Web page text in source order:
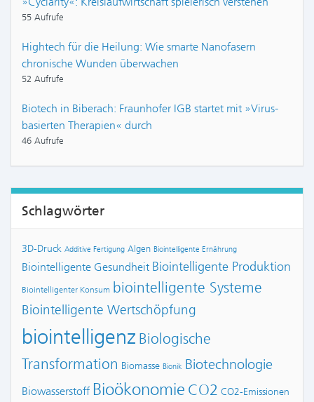
55 Aufrufe
Hightech für die Heilung: Wie smarte Nanofasern
chronische Wunden überwachen
52 Aufrufe
Biotech in Biberach: Fraunhofer IGB startet mit »Virus-
basierten Therapien« durch
46 Aufrufe
Schlagwörter
3D-Druck Additive Fertigung Algen Biointelligente Ernährung
Biointelligente Gesundheit Biointelligente Produktion
Biointelligenter Konsum biointelligente Systeme
Biointelligente Wertschöpfung
biointelligenz Biologische
Transformation Biomasse Bionik Biotechnologie
Biowasserstoff Bioökonomie CO2 CO2-Emissionen